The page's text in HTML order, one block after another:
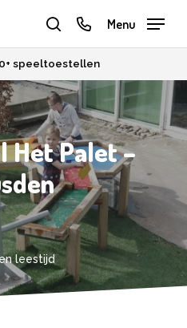
zoeken
phone
Menu
speeltoestellen
Het Palet –
leestijd